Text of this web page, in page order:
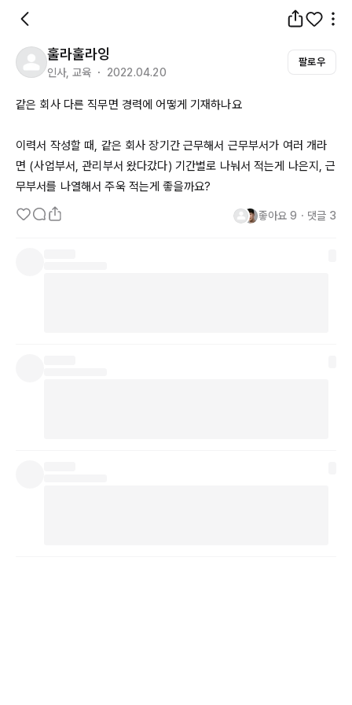
훌라훌라잉
인사, 교육 ・ 2022.04.20
팔로우
같은 회사 다른 직무면 경력에 어떻게 기재하나요
이력서 작성할 때, 같은 회사 장기간 근무해서 근무부서가 여러 개라
면 (사업부서, 관리부서 왔다갔다) 기간별로 나눠서 적는게 나은지, 근
무부서를 나열해서 주욱 적는게 좋을까요?
좋아요 9 ・ 댓글 3